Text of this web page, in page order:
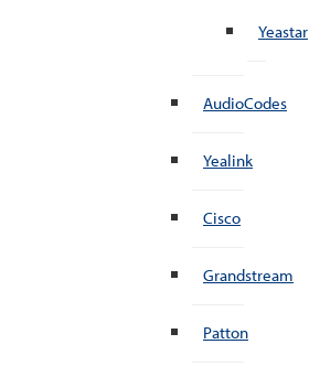
Yeastar
AudioCodes
Yealink
Cisco
Grandstream
Patton